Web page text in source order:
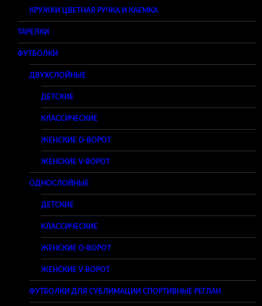
КРУЖКИ ЦВЕТНАЯ РУЧКА И КАЕМКА
ТАРЕЛКИ
ФУТБОЛКИ
ДВУХСЛОЙНЫЕ
ДЕТСКИЕ
КЛАССИЧЕСКИЕ
ЖЕНСКИЕ O-ВОРОТ
ЖЕНСКИЕ V-ВОРОТ
ОДНОСЛОЙНЫЕ
ДЕТСКИЕ
КЛАССИЧЕСКИЕ
ЖЕНСКИЕ O-ВОРОТ
ЖЕНСКИЕ V-ВОРОТ
ФУТБОЛКИ ДЛЯ СУБЛИМАЦИИ СПОРТИВНЫЕ РЕГЛАН